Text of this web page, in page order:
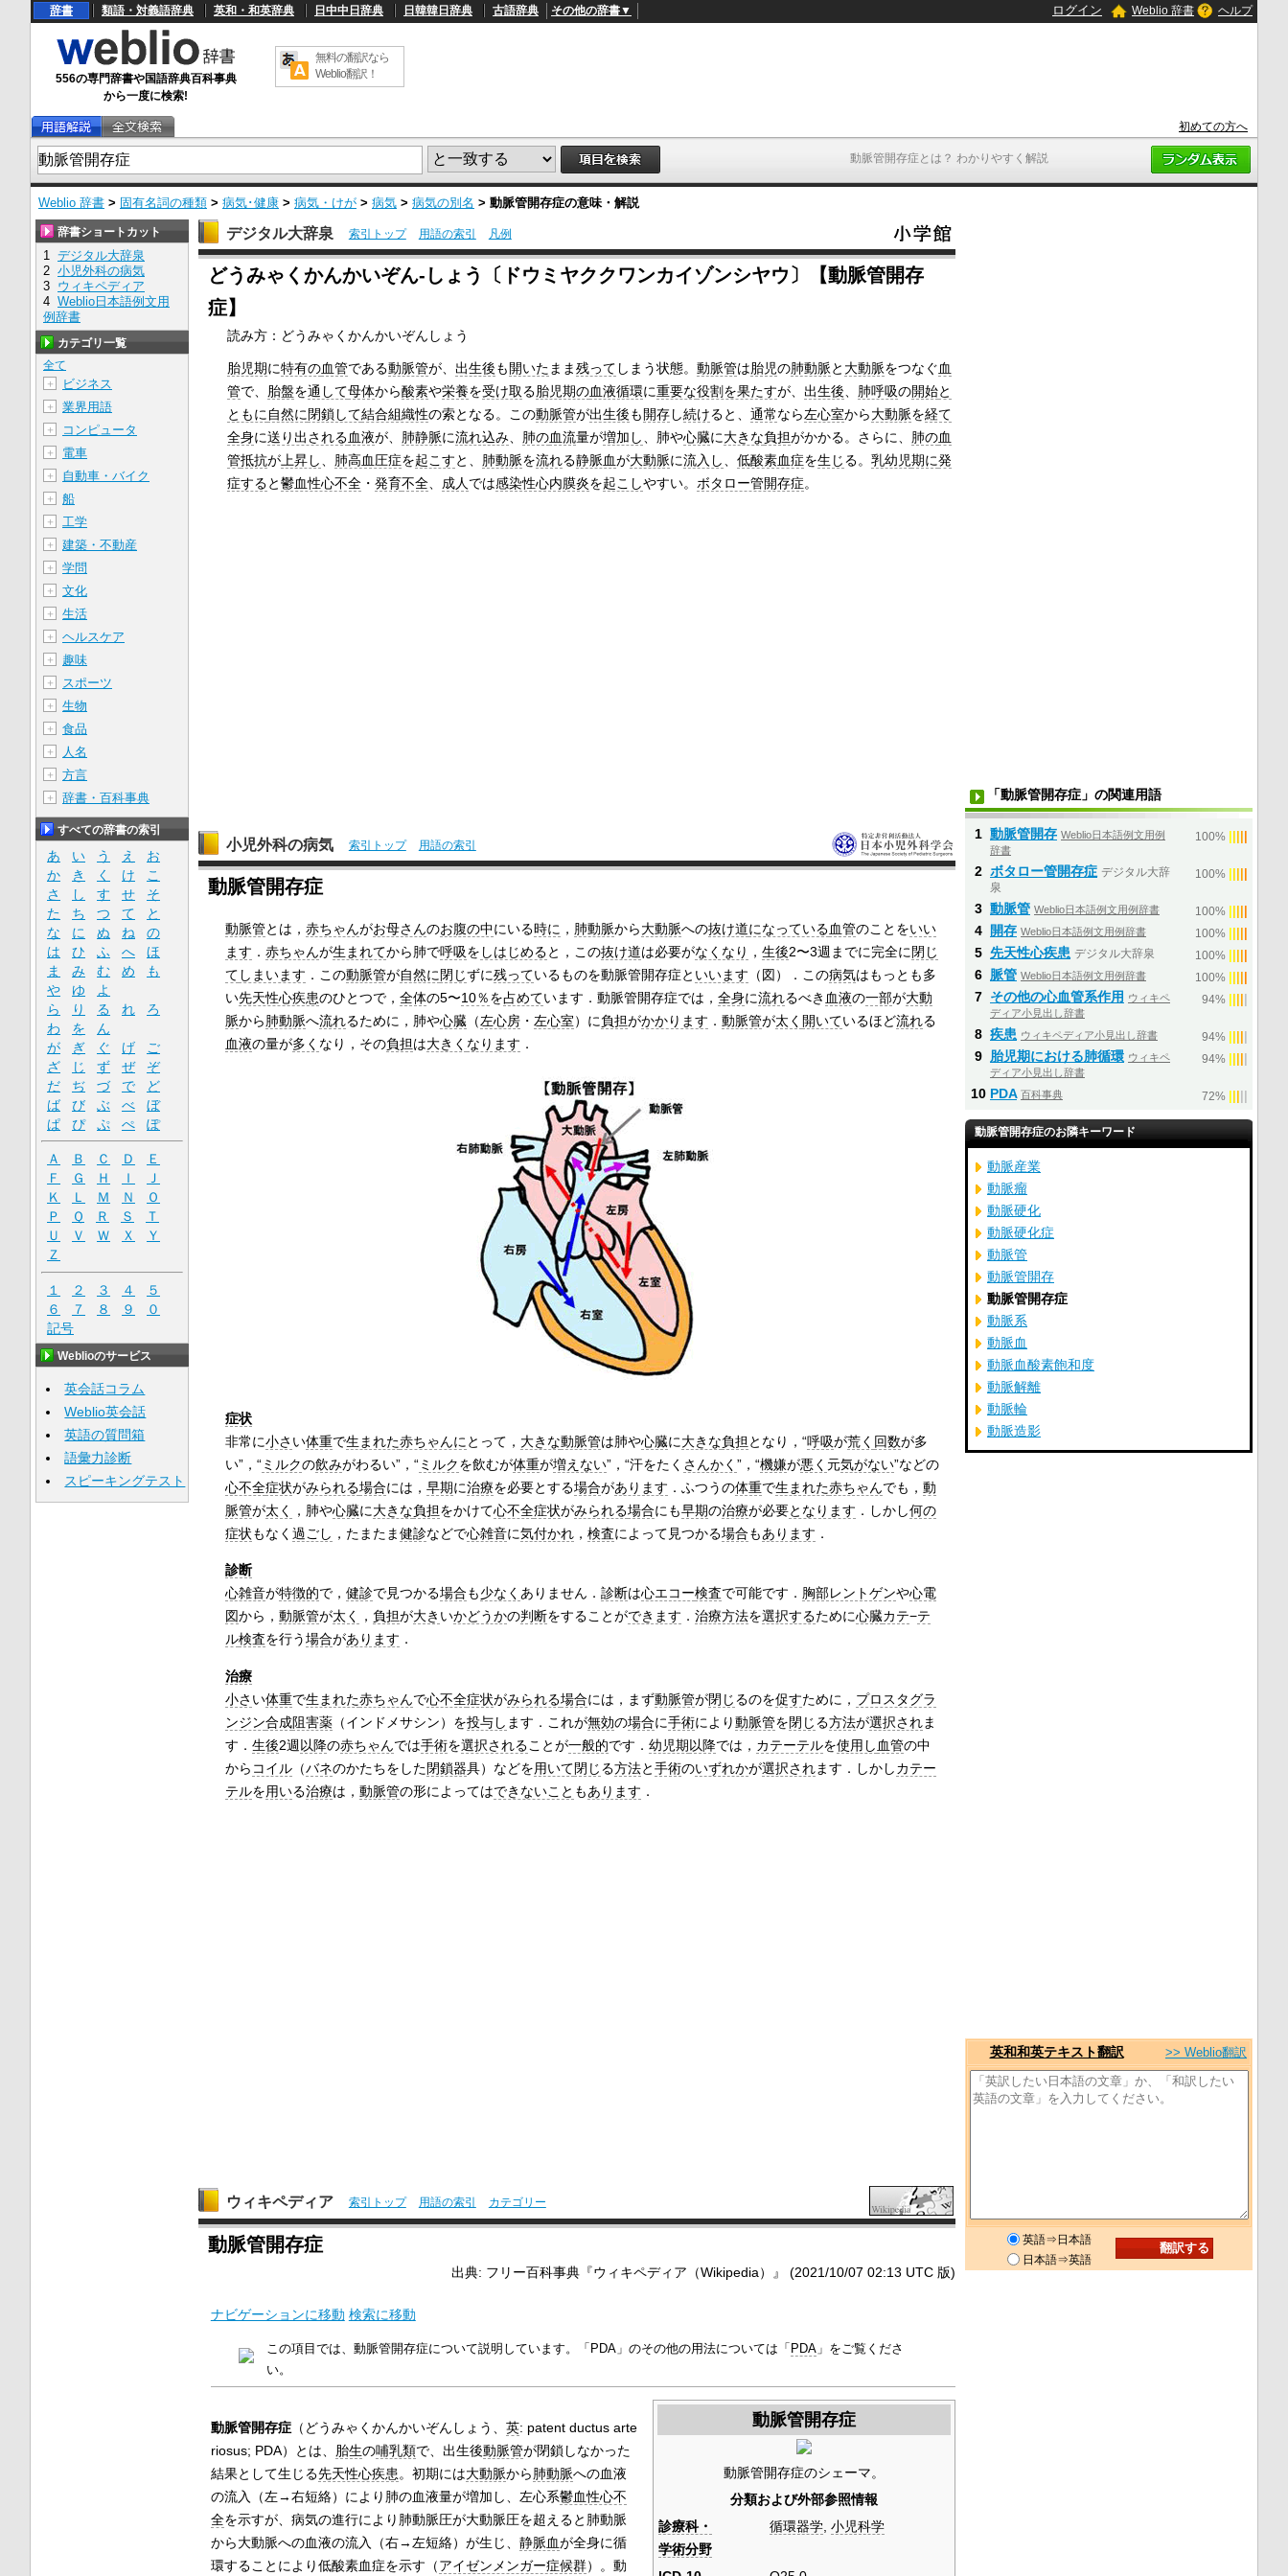
動脈管開存症とは？ わかりやすく解説
辞書 類語・対義語辞典 英和・和英辞典 日中中日辞典 日韓韓日辞典 古語辞典 その他の辞書▼ ログイン Weblio 辞書 ヘルプ
556の専門辞書や国語辞典百科事典
から一度に検索!
無料の翻訳なら
Weblio翻訳！
初めての方へ
Weblio 辞書 > 固有名詞の種類 > 病気･健康 > 病気・けが > 病気 > 病気の別名 > 動脈管開存症の意味・解説
U
n
e
/
L
o
a
1
.
2
1
%
デジタル大辞泉 索引トップ 用語の索引 凡例
どうみゃくかんかいぞん‐しょう〔ドウミヤククワンカイゾンシヤウ〕【動脈管開存
症】
読み方：どうみゃくかんかいぞんしょう
胎児期に特有の血管である動脈管が、出生後も開いた まま残って しまう状態。動脈管は胎児の肺動脈と 大動脈をつなぐ血
管で、 胎盤を通して母体から酸素や栄養を受け取る胎児期の血液循環に重要な役割を果たすが、出生後 肺呼吸の開始と
ともに 自然に閉鎖して結合組織性の索となる。この動脈管が出生後も開存し続けると、通常なら左心室から大動脈を経て
全身に送り出される血液が、 肺静脈に流れ込み 肺の血流量が増加し 、肺や心臓に大きな負担がかかる。さらに、 肺の血
管抵抗が 上昇し 肺高血圧症を起こすと、 肺動脈を流れる静脈血が大動脈に流入し 、低酸素血症を生じる。乳幼児期に発
症すると鬱血性心不全 ・発育不全 成人 では感染性心内膜炎を起こしやすい。 ボタロー管開存症。
小児外科の病気 索引トップ 用語の索引
動脈管開存症
動脈管とは， 赤ちゃんがお母さんのお腹の中にいる時に ， 肺動脈から大動脈への抜け道になっている血管のことをいい
ます ． 赤ちゃんが生まれてから肺で呼吸を しはじめると，この抜け道は必要がなくなり ， 生後2〜3週までに完全に閉じ
て しまいます ．この動脈管が自然に閉じずに残っているものを動脈管開存症と いいます （図）．この病気はもっとも多
い先天性心疾患のひとつで， 全体の5〜10％を占めています．動脈管開存症では， 全身に流れるべき 血液の一部が大動
脈から肺動脈へ流れるために，肺や心臓 （左心房・ 左心室）に負担がかかります ． 動脈管が太く 開いているほど流れる
血液の量が多く なり，その負担は大きく なります ．
症状
非常に小さ い体重で生まれた赤ちゃんに とって， 大きな動脈管は肺や心臓に大きな負担 となり，“呼吸が荒く 回数が多
い”，“ミルクの飲みがわるい”，“ミルクを飲むが体重が増えない”，“汗をたく さんかく ”，“機嫌が悪く 元気がない”などの
心不全症状がみられる場合には， 早期に治療を必要とする場合があります ．ふつうの体重で生まれた赤ちゃんでも， 動
脈管が太く ，肺や心臓に大きな負担をかけて心不全症状がみられる場合にも早期の治療が必要となります ．しかし何の
症状もなく 過ごし ，たまたま健診などで心雑音に気付かれ， 検査によって見つかる場合もあります ．
診断
心雑音が特徴的で， 健診で見つかる場合も少なく ありません． 診断は心エコー検査で可能です． 胸部レントゲンや心電
図から， 動脈管が太く ， 負担が大き いかどうかの判断をすることができます ． 治療方法を選択するために心臓カテ−テ
ル検査を行う場合があります ．
治療
小さ い体重で生まれた赤ちゃんで心不全症状がみられる場合には，まず動脈管が閉じるのを促すために， プロスタグラ
ンジン合成阻害薬（インドメサシン）を投与し ます．これが無効の場合に手術により動脈管を閉じる方法が選択されま
す． 生後2週 以降の赤ちゃんでは手術を選択されることが一般的です． 幼児期以降では， カテーテルを使用し 血管の中
から コイル（バネのかたちをした閉鎖器具）などを用いて閉じる方法と手術のいずれかが選択されます．しかしカテー
テルを用いる治療は， 動脈管の形によってはできないこと もあります ．
ウィキペディア 索引トップ 用語の索引 カテゴリー
動脈管開存症
出典: フリー百科事典『ウィキペディア（Wikipedia）』 (2021/10/07 02:13 UTC 版)
ナビゲーションに移動 検索に移動
この項目では、動脈管開存症について説明しています。「PDA」のその他の用法については「PDA」をご覧くださ
い。
動脈管開存症
動脈管開存症のシェーマ。
分類および外部参照情報
診療科・
学術分野
循環器学, 小児科学
動脈管開存症（どうみゃくかんかいぞんしょう、 英: patent ductus arte
riosus; PDA）とは、 胎生の哺乳類で、出生後動脈管が閉鎖しなかった
結果として生じる先天性心疾患。初期には大動脈から肺動脈への血液
の流入（左→右短絡）により肺の血液量が増加し、左心系鬱血性心不
全を示すが、病気の進行により肺動脈圧が大動脈圧を超えると肺動脈
から大動脈への血液の流入（右→左短絡）が生じ、 静脈血が全身に循
環することにより低酸素血症を示す（アイゼンメンガー症候群）。動
辞書ショートカット
1 デジタル大辞泉
2 小児外科の病気
3 ウィキペディア
4 Weblio日本語例文用
例辞書
カテゴリ一覧
全て
＋
ビジネス
＋ 業界用語
＋ コンピュータ
＋ 電車
＋ 自動車・バイク
＋ 船
＋ 工学
＋ 建築・不動産
＋ 学問
＋ 文化
＋ 生活
＋ ヘルスケア
＋ 趣味
＋ スポーツ
＋ 生物
＋ 食品
＋ 人名
＋ 方言
＋ 辞書・百科事典
すべての辞書の索引
あ い う え
お
か
き く け
こ
さ
し す せ
そ
た
ち つ て
と
な
に ぬ ね
の
は
ひ ふ へ
ほ
ま
み む め
も
や
ゆ
よ
ら
り る れ
ろ
わ
を
ん
が
ぎ ぐ げ
ご
ざ
じ ず ぜ
ぞ
だ
ぢ づ で
ど
ば
び ぶ べ
ぼ
ぱ
ぴ ぷ ぺ ぽ
Ａ Ｂ Ｃ Ｄ
Ｅ
Ｆ
Ｇ Ｈ Ｉ
Ｊ
Ｋ
Ｌ Ｍ Ｎ
Ｏ
Ｐ
Ｑ Ｒ Ｓ
Ｔ
Ｕ
Ｖ Ｗ Ｘ
Ｙ
Ｚ
１ ２ ３ ４
５
６
７ ８ ９
０
記号
Weblioのサービス
英会話コラム
Weblio英会話
英語の質問箱
語彙力診断
スピーキングテスト
「動脈管開存症」の関連用語
1 動脈管開存 Weblio日本語例文用例
辞書
100%
2 ボタロー管開存症 デジタル大辞
泉
100%
3 動脈管 Weblio日本語例文用例辞書 100%
4 開存 Weblio日本語例文用例辞書 100%
5 先天性心疾患 デジタル大辞泉 100%
6 脈管 Weblio日本語例文用例辞書 100%
7 その他の心血管系作用 ウィキペ
ディア小見出し辞書
94%
8 疾患 ウィキペディア小見出し辞書 94%
9 胎児期における肺循環 ウィキペ
ディア小見出し辞書
94%
10 PDA 百科事典 72%
動脈管開存症のお隣キーワード
動脈産業
動脈瘤
動脈硬化
動脈硬化症
動脈管
動脈管開存
動脈管開存症
動脈系
動脈血
動脈血酸素飽和度
動脈解離
動脈輪
動脈造影
英和和英テキスト翻訳 >> Weblio翻訳
英語⇒日本語
日本語⇒英語